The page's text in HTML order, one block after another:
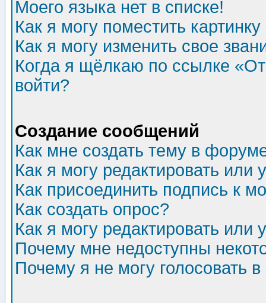
Моего языка нет в списке!
Как я могу поместить
Как я могу изменить свое
Когда я щёлкаю по ссылке
войти?
Создание сообщений
Как мне создать тему в
Как я могу редактировать или
Как присоединить подпись к
Как создать опрос?
Как я могу редактировать или
Почему мне недоступны
Почему я не могу голосовать